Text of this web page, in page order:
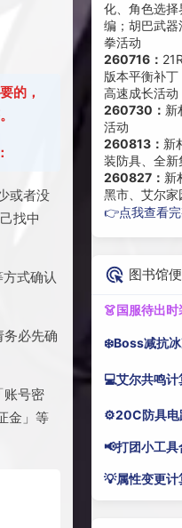
的，
或者没
找中
式确认
必先确
账号密
金」等
化、角色选
编；胡巴武
拳活动
260716：
版本平衡补
高速成长活动
260730： 新
活动
260813： 新
装防具、全
260827： 新
黑市、艾尔家
👉点我查看
图书馆
👗国服待出
❄️Boss减抗
💻艾尔共鸣计
⚙️20C防具电
📢打团小工具
💡属性变更计